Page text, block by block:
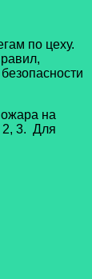
по цеху.
на
2, 3. Для